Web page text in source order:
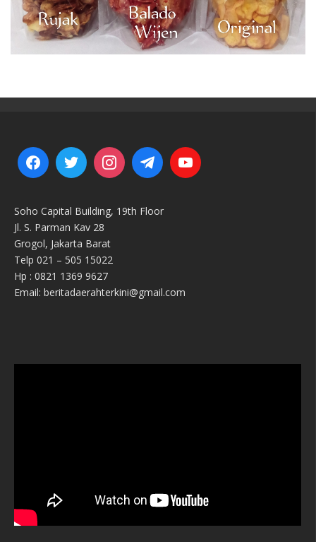
Soho Capital Building, 19th Floor
Jl. S. Parman Kav 28
Grogol, Jakarta Barat
Telp 021 – 505 15022
Hp : 0821 1369 9627
Email: beritadaerahterkini@gmail.com